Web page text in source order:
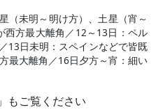
（未明～明け方）、土星（宵～
西方最大離角／12～13日：ペル
13日未明：スペインなどで皆既
最大離角／16日夕方～宵：細い
」もご覧ください